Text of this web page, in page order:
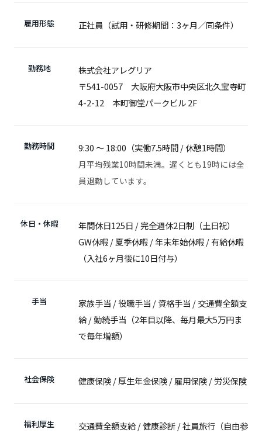
雇用形態 正社員（試用・研修期間：3ヶ月／同条件）
勤務地
株式会社アレグリア
〒541-0057 大阪府大阪市中央区北久宝寺町
4-2-12 本町御堂パークビル 2F
勤務時間 9:30 〜 18:00（実働7.5時間 / 休憩1時間）
月平均残業10時間未満。遅くとも19時には全
員退勤しています。
休日・休暇
年間休日125日 / 完全週休2日制（土日祝）
GW休暇 / 夏季休暇 / 年末年始休暇 / 有給休暇
（入社6ヶ月後に10日付与）
手当
家族手当 / 役職手当 / 資格手当 / 交通費全額支
給 / 勤続手当（2年目以降、毎月最大5万円ま
で毎年増額）
社会保険 健康保険 / 厚生年金保険 / 雇用保険 / 労災保険
福利厚生
交通費全額支給 / 健康診断 / 社員旅行（自由参